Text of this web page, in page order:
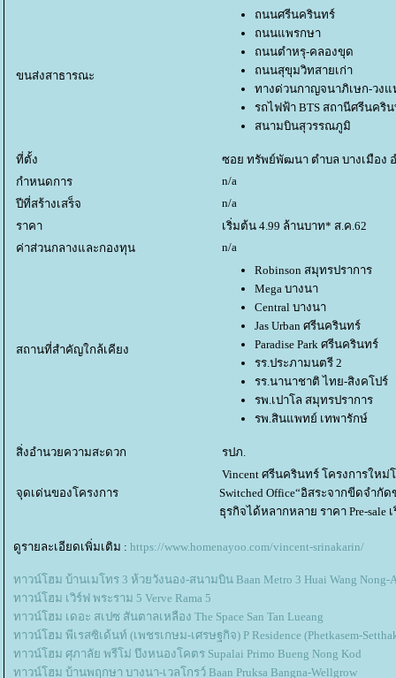
ขนส่งสาธารณะ
ถนนศรีนครินทร์
ถนนแพรกษา
ถนนตำหรุ-คลองขุด
ถนนสุขุมวิทสายเก่า
ทางด่วนกาญจนาภิเษก-วง
รถไฟฟ้า BTS สถานีศรีนคริ
สนามบินสุวรรณภูมิ
ที่ตั้ง
ซอย ทรัพย์พัฒนา ตำบล บางเมือง
กำหนดการ
n/a
ปีที่สร้างเสร็จ
n/a
ราคา
เริ่มต้น 4.99 ล้านบาท* ส.ค.62
ค่าส่วนกลางและกองทุน
n/a
สถานที่สำคัญใกล้เคียง
Robinson สมุทรปราการ
Mega บางนา
Central บางนา
Jas Urban ศรีนครินทร์
Paradise Park ศรีนครินทร์
รร.ประภามนตรี 2
รร.นานาชาติ ไทย-สิงคโปร์
รพ.เปาโล สมุทรปราการ
รพ.สินแพทย์ เทพารักษ์
สิ่งอำนวยความสะดวก รปภ.
จุดเด่นของโครงการ
Vincent ศรีนครินทร์ โครงการให
Switched Office“อิสระจากขีดจำ
ธุรกิจได้หลากหลาย ราคา Pre-sale
ดูรายละเอียดเพิ่มเติม : https://www.homenayoo.com/vincent-srinakarin/
ทาวน์โฮม บ้านเมโทร 3 ห้วยวังนอง-สนามบิน Baan Metro 3 Huai Wang Nong-
ทาวน์โฮม เวิร์ฟ พระราม 5 Verve Rama 5
ทาวน์โฮม เดอะ สเปซ สันตาลเหลือง The Space San Tan Lueang
ทาวน์โฮม พีเรสซิเด้นท์ (เพชรเกษม-เศรษฐกิจ) P Residence (Phetkasem-
ทาวน์โฮม ศุภาลัย พรีโม่ บึงหนองโคตร Supalai Primo Bueng Nong Kod
ทาวน์โฮม บ้านพฤกษา บางนา-เวลโกรว์ Baan Pruksa Bangna-Wellgrow